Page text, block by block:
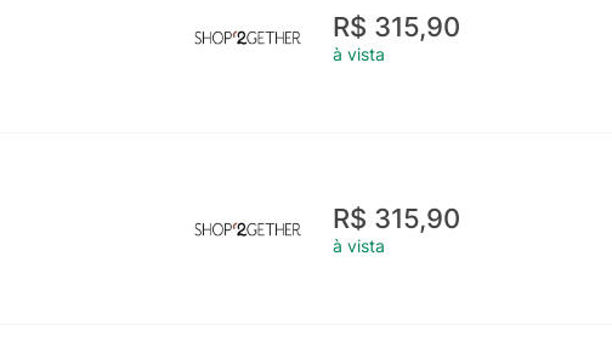
R$ 315,90
à vista
R$ 315,90
à vista